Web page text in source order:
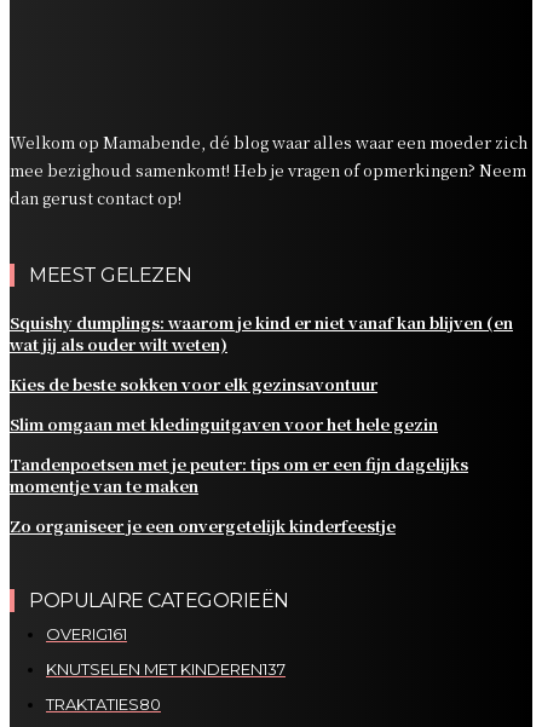
Welkom op Mamabende, dé blog waar alles waar een moeder zich
mee bezighoud samenkomt! Heb je vragen of opmerkingen? Neem
dan gerust contact op!
MEEST GELEZEN
Squishy dumplings: waarom je kind er niet vanaf kan blijven (en
wat jij als ouder wilt weten)
Kies de beste sokken voor elk gezinsavontuur
Slim omgaan met kledinguitgaven voor het hele gezin
Tandenpoetsen met je peuter: tips om er een fijn dagelijks
momentje van te maken
Zo organiseer je een onvergetelijk kinderfeestje
POPULAIRE CATEGORIEËN
OVERIG161
KNUTSELEN MET KINDEREN137
TRAKTATIES80